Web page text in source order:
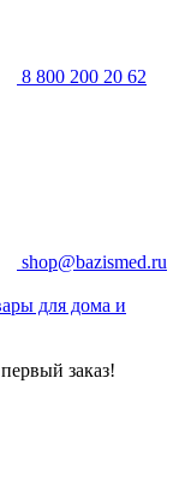
8 800 200 20 62
shop@bazismed.ru
для дома и
заказ!